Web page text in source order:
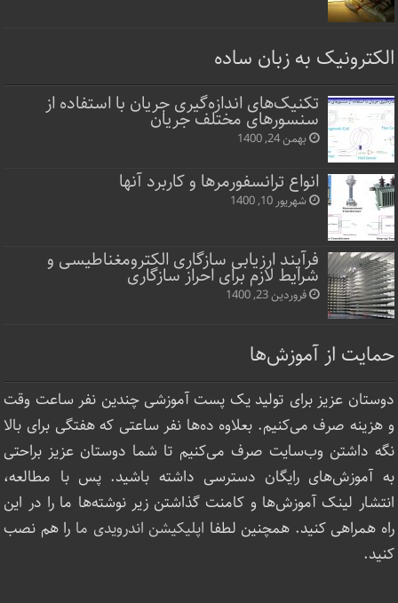
الکترونیک به زبان ساده
تکنیک‌های اندازه‌گیری جریان با استفاده از
سنسورهای مختلف جریان
بهمن 24, 1400
انواع ترانسفورمرها و کاربرد آنها
شهریور 10, 1400
فرآیند ارزیابی سازگاری الکترومغناطیسی و
شرایط لازم برای احراز سازگاری
فروردین 23, 1400
حمایت از آموزش‌ها
دوستان عزیز برای تولید یک پست آموزشی چندین نفر ساعت‌ وقت
و هزینه صرف می‌کنیم. بعلاوه ده‌ها نفر ساعتی که هفتگی برای بالا
نگه داشتن وب‌سایت صرف ‌می‌کنیم تا شما دوستان عزیز براحتی
به آموزش‌های رایگان دسترسی داشته باشید. پس با مطالعه،
انتشار لینک‌ آموزش‌ها و کامنت گذاشتن زیر نوشته‌‌ها ما را در این
راه همراهی کنید. همچنین لطفا اپلیکیشن اندرویدی ما را هم نصب
کنید.